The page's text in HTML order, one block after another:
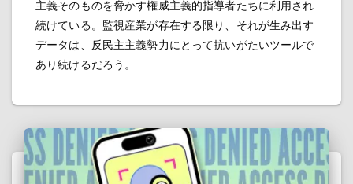
主義そのものを脅かす権威主義的指導者たちに利用され
続けている。監視産業が存在する限り、それが生み出す
データは、反民主主義勢力にとって抗いがたいツールで
あり続けるだろう。